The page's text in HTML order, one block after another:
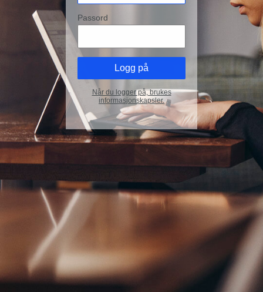
Passord
Når du logger på, brukes
informasjonskapsler.